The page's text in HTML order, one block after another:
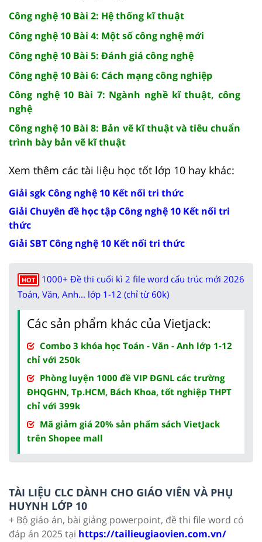
Công nghệ 10 Bài 2: Hệ thống kĩ thuật
Công nghệ 10 Bài 4: Một số công nghệ mới
Công nghệ 10 Bài 5: Đánh giá công nghệ
Công nghệ 10 Bài 6: Cách mạng công nghiệp
Công nghệ 10 Bài 7: Ngành nghề kĩ thuật, công
nghệ
Công nghệ 10 Bài 8: Bản vẽ kĩ thuật và tiêu chuẩn
trình bày bản vẽ kĩ thuật
Xem thêm các tài liệu học tốt lớp 10 hay khác:
Giải sgk Công nghệ 10 Kết nối tri thức
Giải Chuyên đề học tập Công nghệ 10 Kết nối tri
thức
Giải SBT Công nghệ 10 Kết nối tri thức
HOT
1000+ Đề thi cuối kì 2 file word cấu trúc mới 2026
Toán, Văn, Anh... lớp 1-12 (chỉ từ 60k)
Các sản phẩm khác của Vietjack:
Combo 3 khóa học Toán - Văn - Anh lớp 1-12
chỉ với 250k
Phòng luyện 1000 đề VIP ĐGNL các trường
ĐHQGHN, Tp.HCM, Bách Khoa, tốt nghiệp THPT
chỉ với 399k
Mã giảm giá 20% sản phẩm sách VietJack
trên Shopee mall
TÀI LIỆU CLC DÀNH CHO GIÁO VIÊN VÀ PHỤ
HUYNH LỚP 10
+ Bộ giáo án, bài giảng powerpoint, đề thi file word có
đáp án 2025 tại https://tailieugiaovien.com.vn/